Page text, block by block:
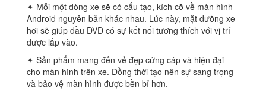
✦ Mỗi một dòng xe sẽ có cấu tạo, kích cỡ về màn hình
Android nguyên bản khác nhau. Lúc này, mặt dưỡng xe
hơi sẽ giúp đầu DVD có sự kết nối tương thích với vị trí
được lắp vào.
✦ Sản phẩm mang đến vẻ đẹp cứng cáp và hiện đại
cho màn hình trên xe. Đồng thời tạo nên sự sang trọng
và bảo vệ màn hình được bền bỉ hơn.